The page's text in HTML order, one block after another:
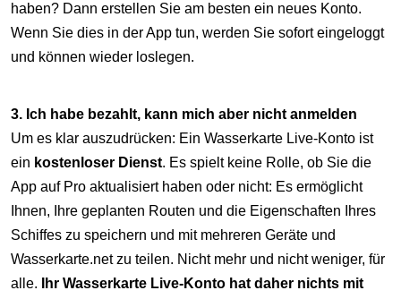
haben? Dann erstellen Sie am besten ein neues Konto.
Wenn Sie dies in der App tun, werden Sie sofort eingeloggt
und können wieder loslegen.
3. Ich habe bezahlt, kann mich aber nicht anmelden
Um es klar auszudrücken: Ein Wasserkarte Live-Konto ist
ein kostenloser Dienst. Es spielt keine Rolle, ob Sie die
App auf Pro aktualisiert haben oder nicht: Es ermöglicht
Ihnen, Ihre geplanten Routen und die Eigenschaften Ihres
Schiffes zu speichern und mit mehreren Geräte und
Wasserkarte.net zu teilen. Nicht mehr und nicht weniger, für
alle.
Ihr Wasserkarte Live-Konto hat daher nichts mit